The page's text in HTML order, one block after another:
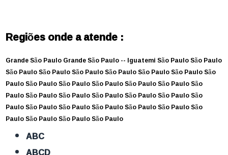
Regiões onde a atende :
Grande São PauloGrande São Paulo -- IguatemiSão PauloSão Paulo
São PauloSão PauloSão PauloSão PauloSão PauloSão PauloSão
PauloSão PauloSão PauloSão PauloSão PauloSão PauloSão
PauloSão PauloSão PauloSão PauloSão PauloSão PauloSão
PauloSão PauloSão PauloSão PauloSão PauloSão PauloSão
PauloSão PauloSão PauloSão Paulo
ABC